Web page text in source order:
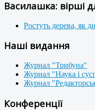
Василашка: вірші
Ростуть дерева, як
Наші видання
Журнал "Трибуна"
Журнал "Наука і
Журнал
Конференції